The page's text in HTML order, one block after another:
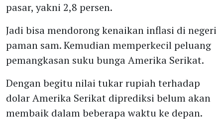
pasar, yakni 2,8 persen.
Jadi bisa mendorong kenaikan inflasi di negeri
paman sam. Kemudian memperkecil peluang
pemangkasan suku bunga Amerika Serikat.
Dengan begitu nilai tukar rupiah terhadap
dolar Amerika Serikat diprediksi belum akan
membaik dalam beberapa waktu ke depan.